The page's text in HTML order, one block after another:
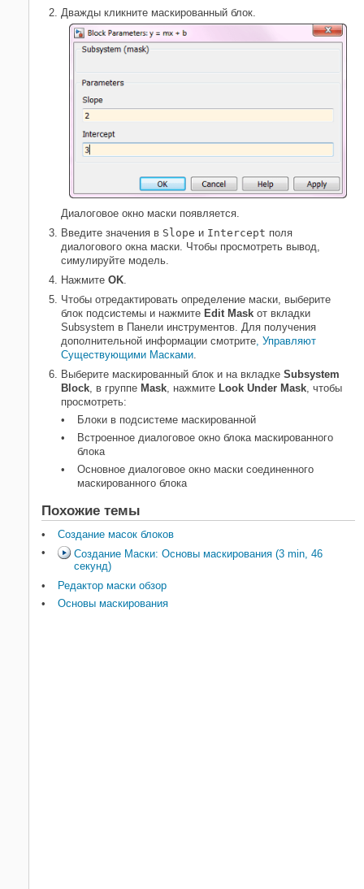
Дважды кликните маскированный блок.
Диалоговое окно маски появляется.
Введите значения в Slope и Intercept поля
диалогового окна маски. Чтобы просмотреть вывод,
симулируйте модель.
Нажмите OK
Чтобы отредактировать определение маски, выберите
блок подсистемы и нажмите Edit Mask от вкладки
Subsystem в Панели инструментов. Для получения
дополнительной информации смотрите , Управляют
Существующими Масками
Выберите маскированный блок и на вкладке Subsystem
Block , в группе Mask , нажмите Look Under Mask , чтобы
просмотреть:
Блоки в подсистеме маскированной
Встроенное диалоговое окно блока маскированного
блока
Основное диалоговое окно маски соединенного
маскированного блока
Похожие темы
Создание масок блоков
Создание Маски: Основы маскирования (3 min, 46
секунд)
Редактор маски обзор
Основы маскирования